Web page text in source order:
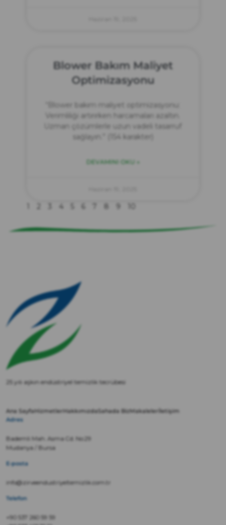
Blower Bakım Maliyet
Optimizasyonu
“Blower bakım maliyet optimizasyonu:
Verimliliği artırırken harcamaları azaltın.
Uzman çözümlerle uzun vadeli tasarruf
sağlayın.” (154 karakter)
DEVAMINI OKU »
4
25 yılı aşkın endüstriyel temizlik tecrübesi
Ana SayfaHizmetlerHakkımızdaSahada BizMakaleler İletişim
Adres
Bademli Mah. Asma Cd. No:29
Mudanya / Bursa
E-posta
info@zirveendustriyeltemizlik.com.tr
Telefon
+90 537 260 59 59